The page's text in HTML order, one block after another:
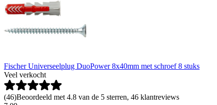
Fischer Universeelplug DuoPower 8x40mm met schroef 8 stuks
Veel verkocht
(46)Beoordeeld met 4.8 van de 5 sterren, 46 klantreviews